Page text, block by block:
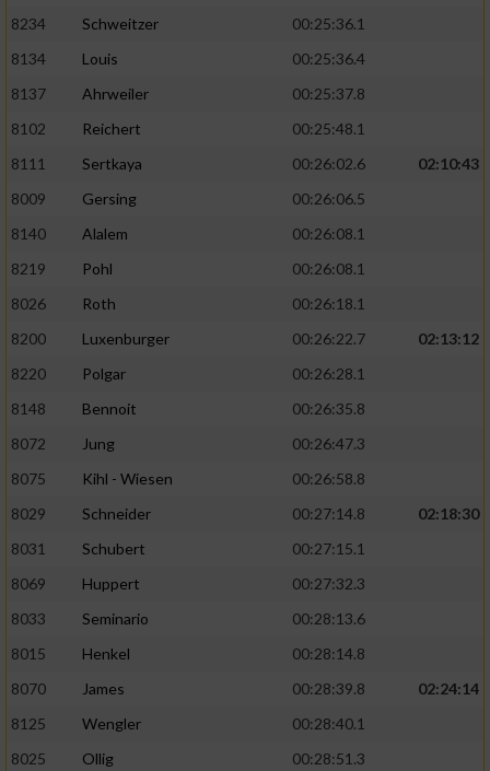
8234
Schweitzer
00:25:36.1
8134
Louis
00:25:36.4
8137
Ahrweiler
00:25:37.8
8102
Reichert
00:25:48.1
8111
Sertkaya 00:26:02.6
02:10:43
8009
Gersing
00:26:06.5
8140
Alalem
00:26:08.1
8219
Pohl
00:26:08.1
8026
Roth
00:26:18.1
8200
Luxenburger 00:26:22.7
02:13:12
8220
Polgar
00:26:28.1
8148
Bennoit
00:26:35.8
8072
Jung
00:26:47.3
8075
Kihl - Wiesen
00:26:58.8
8029
Schneider 00:27:14.8
02:18:30
8031
Schubert
00:27:15.1
8069
Huppert
00:27:32.3
8033
Seminario
00:28:13.6
8015
Henkel
00:28:14.8
8070
James 00:28:39.8
02:24:14
8125
Wengler
00:28:40.1
8025
Ollig 00:28:51.3